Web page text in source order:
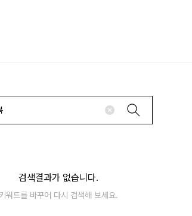
검색결과가 없습니다.
키워드를 바꾸어 다시 검색해 보세요.